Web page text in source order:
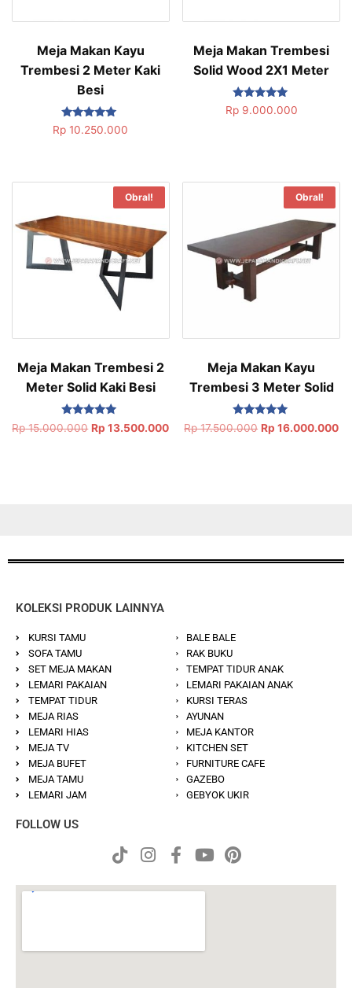
Meja Makan Kayu
Trembesi 2 Meter Kaki
Besi
Dinilai
5.00
Rp 10.250.000
Meja Makan Trembesi
Solid Wood 2X1 Meter
Dinilai
5.00
Rp9.000.000
Obral!
Meja Makan Trembesi 2
Meter Solid Kaki Besi
Dinilai
5.00
Rp15.000.000 Rp 13.500.000
Obral!
Meja Makan Kayu
Trembesi 3 Meter Solid
Dinilai
5.00
Rp17.500.000 Rp 16.000.000
KOLEKSI PRODUK LAINNYA
KURSI TAMU
SOFA TAMU
SET MEJA MAKAN
LEMARI PAKAIAN
TEMPAT TIDUR
MEJA RIAS
LEMARI HIAS
MEJA TV
MEJA BUFET
MEJA TAMU
LEMARI JAM
BALE BALE
RAK BUKU
TEMPAT TIDUR ANAK
LEMARI PAKAIAN ANAK
KURSI TERAS
AYUNAN
MEJA KANTOR
KITCHEN SET
FURNITURE CAFE
GAZEBO
GEBYOK UKIR
FOLLOW US